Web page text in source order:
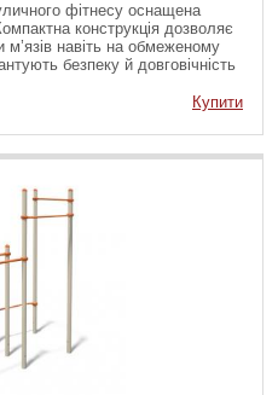
фітнесу оснащена
конструкція дозволяє
м’язів навіть на обмеженому
безпеку й довговічність
Купити